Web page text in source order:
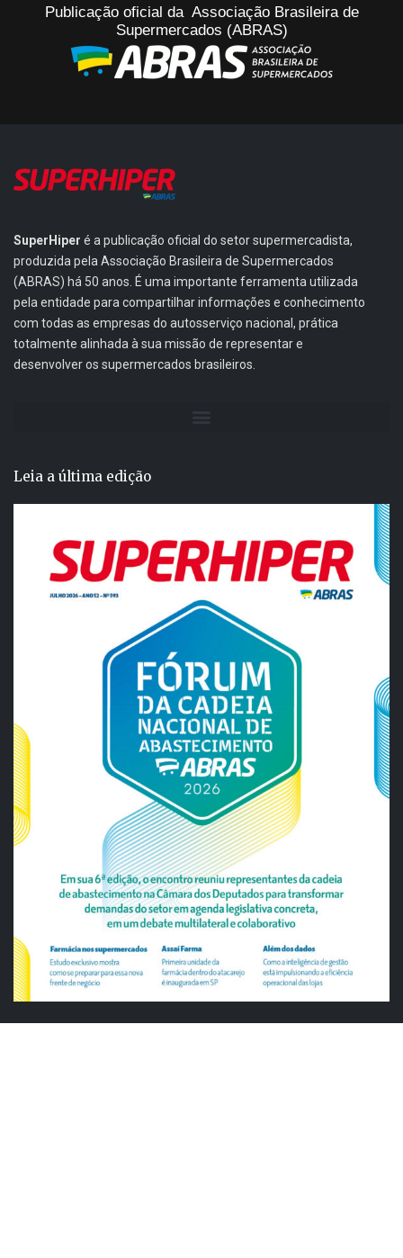
Publicação oficial da Associação Brasileira de
Supermercados (ABRAS)
SuperHiper é a publicação oficial do setor supermercadista,
produzida pela Associação Brasileira de Supermercados
(ABRAS) há 50 anos. É uma importante ferramenta utilizada
pela entidade para compartilhar informações e conhecimento
com todas as empresas do autosserviço nacional, prática
totalmente alinhada à sua missão de representar e
desenvolver os supermercados brasileiros.
Leia a última edição